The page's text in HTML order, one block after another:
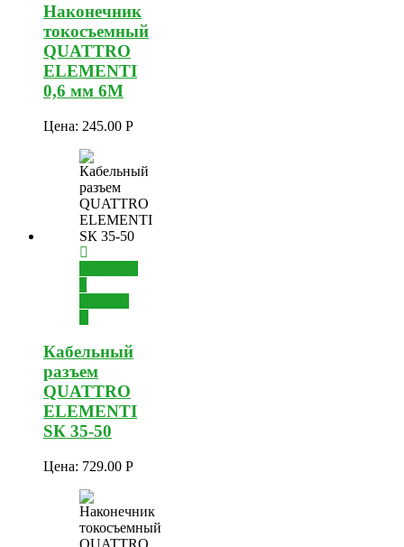
Наконечник
токосъемный
QUATTRO
ELEMENTI
0,6 мм 6М
Цена: 245.00 Р
Кабельный
разъем
QUATTRO
ELEMENTI
SК 35-50
Цена: 729.00 Р